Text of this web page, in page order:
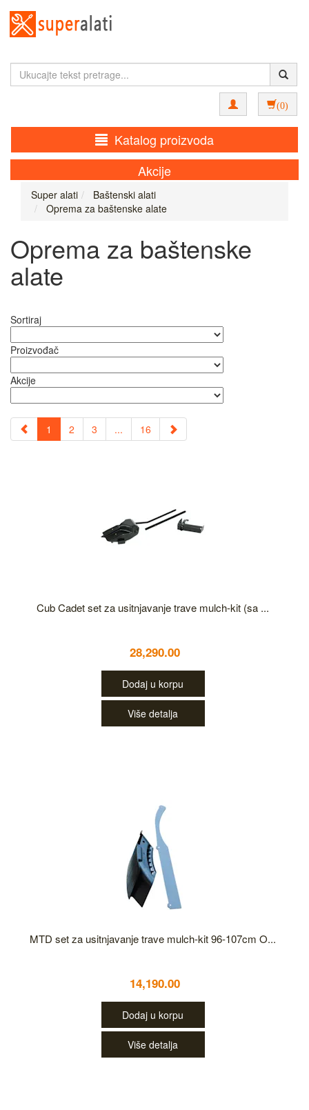
(0)
Katalog proizvoda
Akcije
Super alati
Baštenski alati
Oprema za baštenske alate
Oprema za baštenske
alate
Sortiraj
Proizvođač
Akcije
1 2 3 ... 16
Cub Cadet set za usitnjavanje trave mulch-kit (sa ...
28,290.00
Dodaj u korpu
Više detalja
MTD set za usitnjavanje trave mulch-kit 96-107cm O...
14,190.00
Dodaj u korpu
Više detalja